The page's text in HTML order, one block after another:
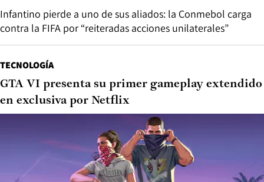
Infantino pierde a uno de sus aliados: la Conmebol carga
contra la FIFA por “reiteradas acciones unilaterales”
TECNOLOGÍA
GTA VI presenta su primer gameplay extendido
en exclusiva por Netflix